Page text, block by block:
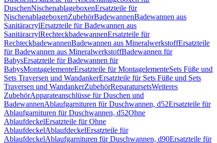
DuschenNischenablageboxenErsatzteile für
NischenablageboxenZubehörBadewannenBadewannen aus
SanitäracrylErsatzteile für Badewannen aus
SanitäracrylRechteckbadewannenErsatzteile für
RechteckbadewannenBadewannen aus MineralwerkstoffErsatzteile
für Badewannen aus MineralwerkstoffBadewannen für
BabysErsatzteile für Badewannen für
BabysMontagelementeErsatzteile für MontagelementeSets Füße und
Sets Traversen und WandankerErsatzteile für Sets Füße und Sets
Traversen und WandankerZubehörReparatursetsWeiteres
ZubehörApparateanschlüsse für Duschen und
BadewannenAblaufgarnituren für Duschwannen, d52Ersatzteile für
Ablaufgarnituren für Duschwannen, d52Ohne
AblaufdeckelErsatzteile für Ohne
AblaufdeckelAblaufdeckelErsatzteile für
AblaufdeckelAblaufgarnituren für Duschwannen, d90Ersatzteile für